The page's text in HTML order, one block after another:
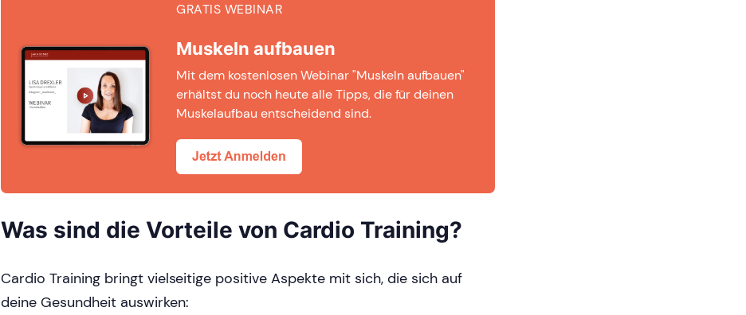
GRATIS WEBINAR
Muskeln aufbauen
Mit dem kostenlosen Webinar "Muskeln aufbauen"
erhältst du noch heute alle Tipps, die für deinen
Muskelaufbau entscheidend sind.
Was sind die Vorteile von Cardio Training?
Cardio Training bringt vielseitige positive Aspekte mit sich, die sich auf
deine Gesundheit auswirken: